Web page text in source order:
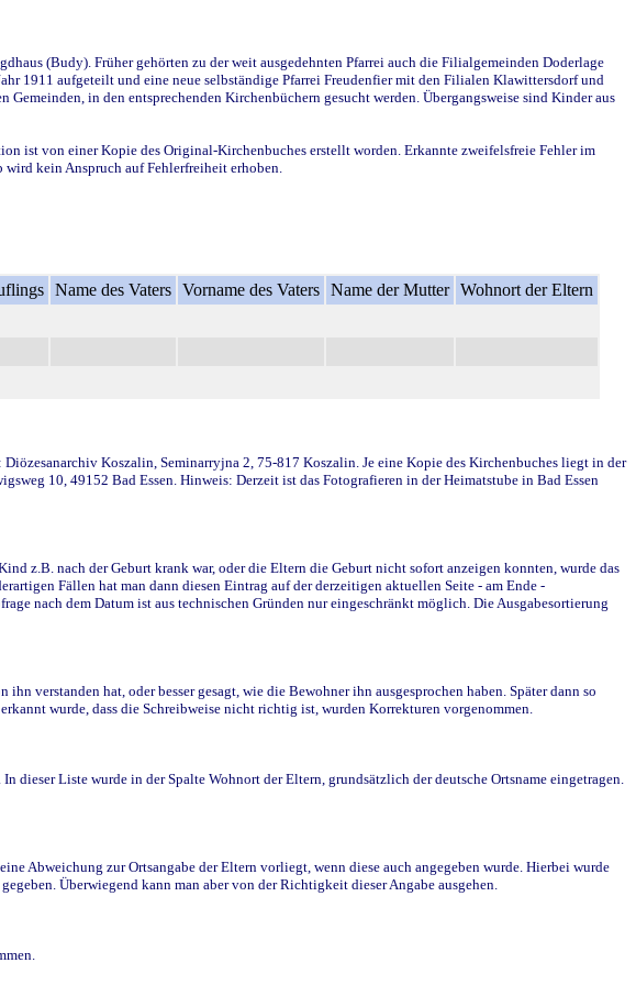
(Budy). Früher gehörten zu der weit ausgedehnten Pfarrei auch die Filialgemeinden Doderlage
1911 aufgeteilt und eine neue selbständige Pfarrei Freudenfier mit den Filialen Klawittersdorf und
in den entsprechenden Kirchenbüchern gesucht werden. Übergangsweise sind Kinder aus
ist von einer Kopie des Original-Kirchenbuches erstellt worden. Erkannte zweifelsfreie Fehler im
kein Anspruch auf Fehlerfreiheit erhoben.
Name des Vaters Vorname des Vaters Name der Mutter Wohnort der Eltern
Koszalin, Seminarryjna 2, 75-817 Koszalin. Je eine Kopie des Kirchenbuches liegt in der
10, 49152 Bad Essen. Hinweis: Derzeit ist das Fotografieren in der Heimatstube in Bad Essen
z.B. nach der Geburt krank war, oder die Eltern die Geburt nicht sofort anzeigen konnten, wurde das
Fällen hat man dann diesen Eintrag auf der derzeitigen aktuellen Seite - am Ende -
nach dem Datum ist aus technischen Gründen nur eingeschränkt möglich. Die Ausgabesortierung
verstanden hat, oder besser gesagt, wie die Bewohner ihn ausgesprochen haben. Später dann so
wurde, dass die Schreibweise nicht richtig ist, wurden Korrekturen vorgenommen.
Liste wurde in der Spalte Wohnort der Eltern, grundsätzlich der deutsche Ortsname eingetragen.
Abweichung zur Ortsangabe der Eltern vorliegt, wenn diese auch angegeben wurde. Hierbei wurde
Überwiegend kann man aber von der Richtigkeit dieser Angabe ausgehen.